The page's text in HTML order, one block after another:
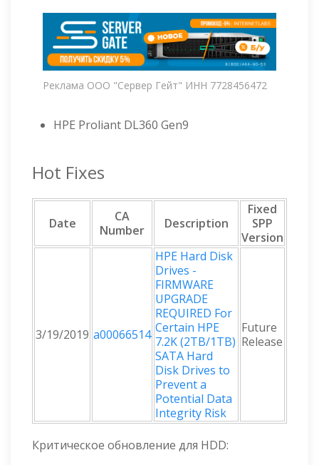
Реклама ООО "Сервер Гейт" ИНН 7728456472
HPE Proliant DL360 Gen9
Hot Fixes
Date
CA
Number
Description
Fixed
SPP
Version
3/19/2019 a00066514
HPE Hard Disk
Drives -
FIRMWARE
UPGRADE
REQUIRED For
Certain HPE
7.2K (2TB/1TB)
SATA Hard
Disk Drives to
Prevent a
Potential Data
Integrity Risk
Future
Release
Критическое обновление для HDD: